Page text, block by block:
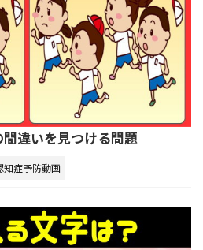
間違いを見つける問題
知症予防動画